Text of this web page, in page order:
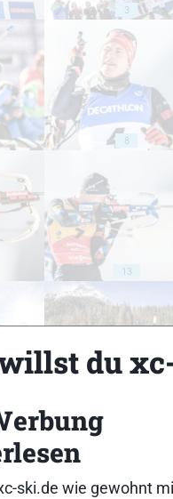
3
8
13
du
ski.de wie gewohnt